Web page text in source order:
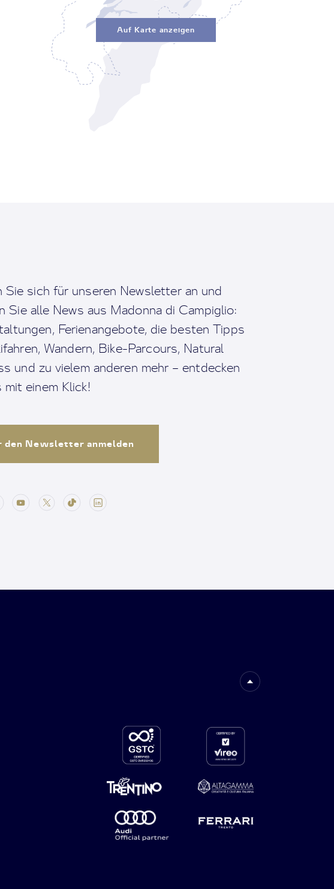
Auf Karte anzeigen
Sie sich für unseren Newsletter an und
Sie alle News aus Madonna di Campiglio:
Ferienangebote, die besten Tipps
Wandern, Bike-Parcours, Natural
und zu vielem anderen mehr – entdecken
mit einem Klick!
den Newsletter anmelden